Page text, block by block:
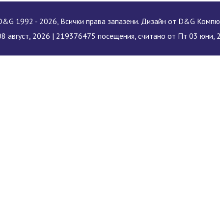
1992 - 2026, Всички права запазени. Дизайн от D&G
август, 2026 | 219376475 посещения, считано от Пт 03 юни,